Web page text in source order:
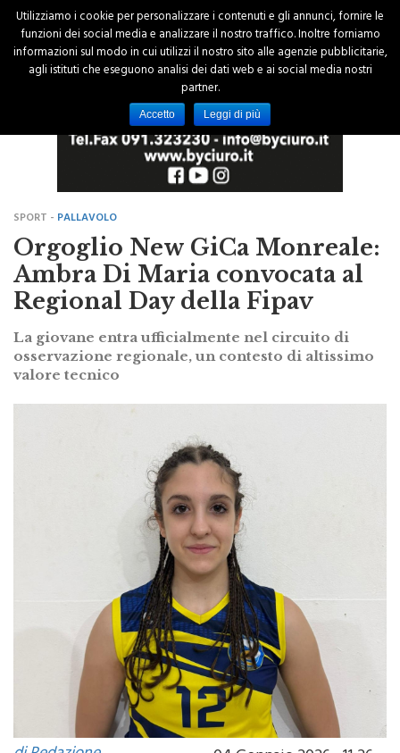
PALLAVOLO
Orgoglio New GiCa Monreale:
Ambra Di Maria convocata al
Regional Day della Fipav
La giovane entra ufficialmente nel circuito di
osservazione regionale, un contesto di altissimo
valore tecnico
di Redazione
04 Gennaio 2026 - 11:26
Utilizziamo i cookie per personalizzare i contenuti e gli annunci, fornire le
funzioni dei social media e analizzare il nostro traffico. Inoltre forniamo
informazioni sul modo in cui utilizzi il nostro sito alle agenzie pubblicitarie,
agli istituti che eseguono analisi dei dati web e ai social media nostri
partner.
Accetto Leggi di più